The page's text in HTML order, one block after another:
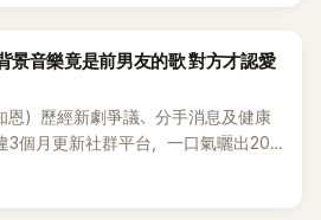
景音樂竟是前男友的歌 對方才認愛
恩）歷經新劇爭議、分手消息及健康
3個月更新社群平台，一口氣曬出20
又喜。不過，比起照片本身，更引